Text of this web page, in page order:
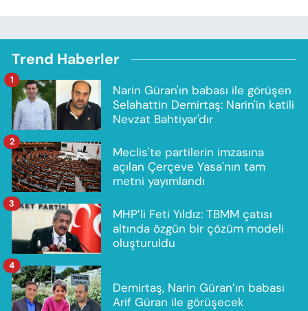
Trend Haberler
Narin Güran'ın babası ile görüşen
Selahattin Demirtaş: Narin'in katili
Nevzat Bahtiyar'dır
1
Meclis'te partilerin imzasına
açılan Çerçeve Yasa'nın tam
metni yayımlandı
2
MHP’li Feti Yıldız: TBMM çatısı
altında özgün bir çözüm modeli
oluşturuldu
3
Demirtaş, Narin Güran’ın babası
Arif Güran ile görüşecek
4